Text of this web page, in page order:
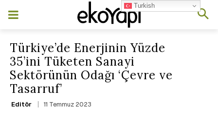
Türkiye’de Enerjinin Yüzde
35’ini Tüketen Sanayi
Sektörünün Odağı ‘Çevre ve
Tasarruf’
Editör 11 Temmuz 2023
Turkish